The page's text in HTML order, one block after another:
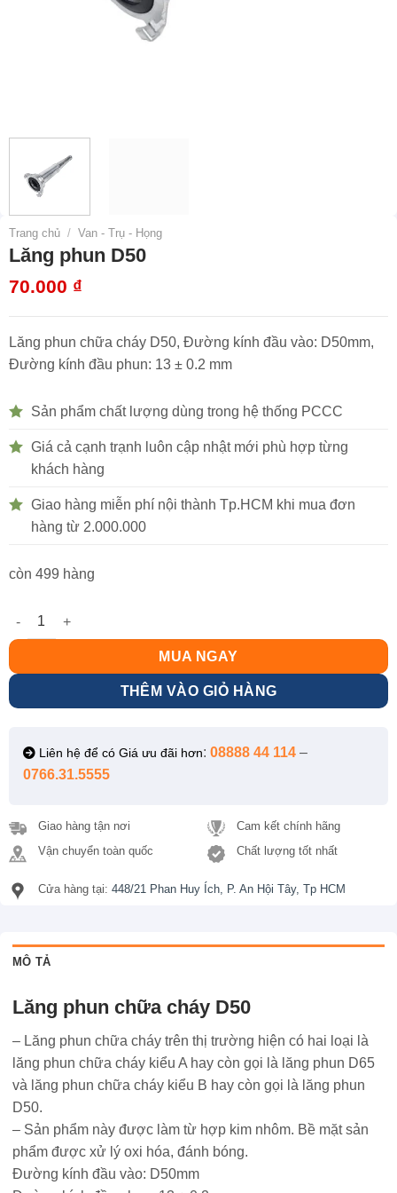
Trang chủ / Van - Trụ - Họng
Lăng phun D50
70.000 ₫
Lăng phun chữa cháy D50, Đường kính đầu vào: D50mm,
Đường kính đầu phun: 13 ± 0.2 mm
Sản phẩm chất lượng dùng trong hệ thống PCCC
Giá cả cạnh trạnh luôn cập nhật mới phù hợp từng
khách hàng
Giao hàng miễn phí nội thành Tp.HCM khi mua đơn
hàng từ 2.000.000
còn 499 hàng
Lăng phun D50 số lượng
MUA NGAY
THÊM VÀO GIỎ HÀNG
Liên hệ để có Giá ưu đãi hơn: 08888 44 114 –
0766.31.5555
Giao hàng tận nơi
Vận chuyển toàn quốc
Cam kết chính hãng
Chất lượng tốt nhất
Cửa hàng tại: 448/21 Phan Huy Ích, P. An Hội Tây, Tp HCM
MÔ TẢ
Lăng phun chữa cháy D50
– Lăng phun chữa cháy trên thị trường hiện có hai loại là
lăng phun chữa cháy kiểu A hay còn gọi là lăng phun D65
và lăng phun chữa cháy kiểu B hay còn gọi là lăng phun
D50.
– Sản phẩm này được làm từ hợp kim nhôm. Bề mặt sản
phẩm được xử lý oxi hóa, đánh bóng.
Đường kính đầu vào: D50mm